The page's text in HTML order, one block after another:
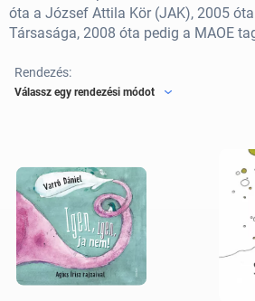
óta a József Attila Kör (JAK), 2005
Társasága, 2008 óta pedig a MAOE
Rendezés:
Válassz egy rendezési módot